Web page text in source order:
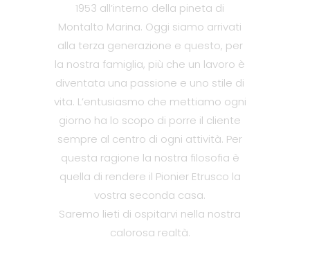
1953 all’interno della pineta di
Montalto Marina. Oggi siamo arrivati
alla terza generazione e questo, per
la nostra famiglia, più che un lavoro è
diventata una passione e uno stile di
vita. L’entusiasmo che mettiamo ogni
giorno ha lo scopo di porre il cliente
sempre al centro di ogni attività. Per
questa ragione la nostra filosofia è
quella di rendere il Pionier Etrusco la
vostra seconda casa.
Saremo lieti di ospitarvi nella nostra
calorosa realtà.